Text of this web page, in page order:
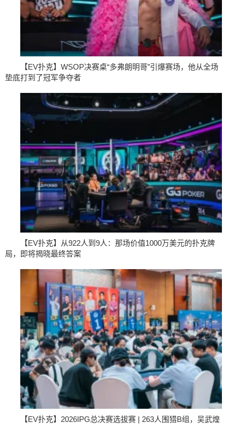
【EV扑克】WSOP决赛桌“多弗朗明哥”引爆赛场，他从全场
垫底打到了冠军争夺者
【EV扑克】从922人到9人：那场价值1000万美元的扑克牌
局，即将揭晓最终答案
【EV扑克】2026IPG总决赛选拔赛 | 263人围猎B组，吴武煌